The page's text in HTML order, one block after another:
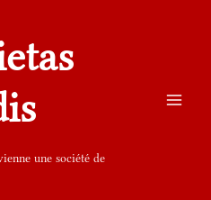
une société de